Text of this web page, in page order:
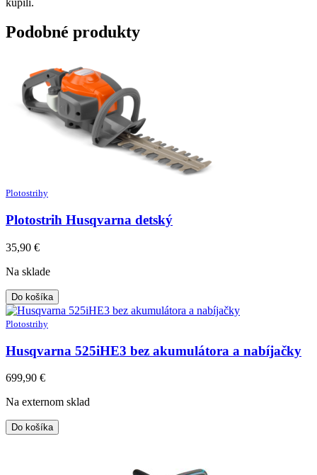
Podobné produkty
Plotostrihy
Plotostrih Husqvarna detský
35,90 €
Na sklade
Do košíka
Plotostrihy
Husqvarna 525iHE3 bez akumulátora a nabíjačky
699,90 €
Na externom sklad
Do košíka